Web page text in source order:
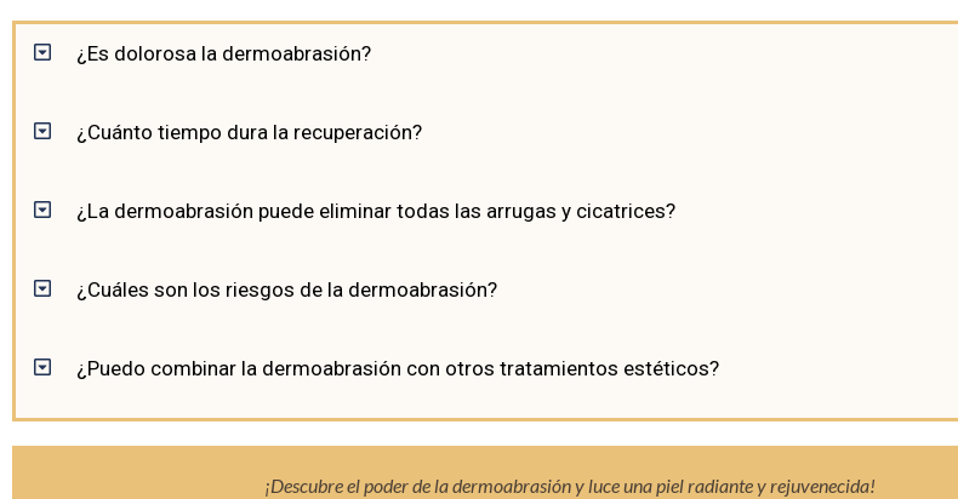
¿Es dolorosa la dermoabrasión?
¿Cuánto tiempo dura la recuperación?
¿La dermoabrasión puede eliminar todas las arrugas y cicatrices?
¿Cuáles son los riesgos de la dermoabrasión?
¿Puedo combinar la dermoabrasión con otros tratamientos estéticos?
¡Descubre el poder de la dermoabrasión y luce una piel radiante y rejuvenecida!